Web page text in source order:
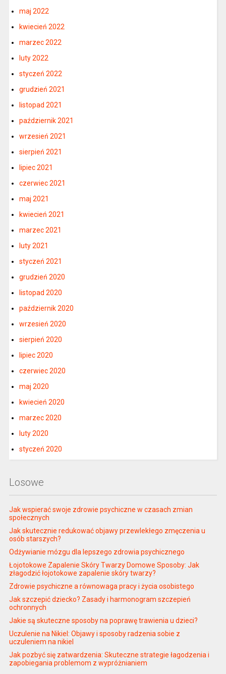
maj 2022
kwiecień 2022
marzec 2022
luty 2022
styczeń 2022
grudzień 2021
listopad 2021
październik 2021
wrzesień 2021
sierpień 2021
lipiec 2021
czerwiec 2021
maj 2021
kwiecień 2021
marzec 2021
luty 2021
styczeń 2021
grudzień 2020
listopad 2020
październik 2020
wrzesień 2020
sierpień 2020
lipiec 2020
czerwiec 2020
maj 2020
kwiecień 2020
marzec 2020
luty 2020
styczeń 2020
Losowe
Jak wspierać swoje zdrowie psychiczne w czasach zmian
społecznych
Jak skutecznie redukować objawy przewlekłego zmęczenia u
osób starszych?
Odżywianie mózgu dla lepszego zdrowia psychicznego
Łojotokowe Zapalenie Skóry Twarzy Domowe Sposoby: Jak
złagodzić łojotokowe zapalenie skóry twarzy?
Zdrowie psychiczne a równowaga pracy i życia osobistego
Jak szczepić dziecko? Zasady i harmonogram szczepień
ochronnych
Jakie są skuteczne sposoby na poprawę trawienia u dzieci?
Uczulenie na Nikiel: Objawy i sposoby radzenia sobie z
uczuleniem na nikiel
Jak pozbyć się zatwardzenia: Skuteczne strategie łagodzenia i
zapobiegania problemom z wypróżnianiem